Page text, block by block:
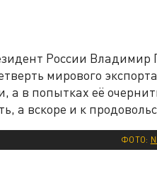
России Владимир
мирового
а в попытках её
а вскоре и к
ФОТО: